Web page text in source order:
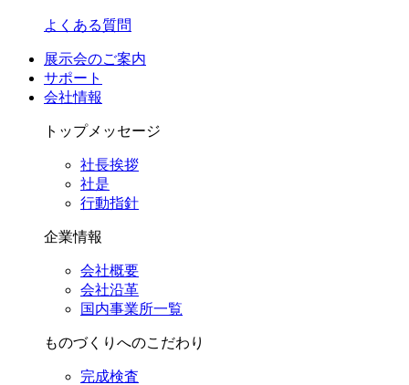
よくある質問
展示会のご案内
サポート
会社情報
トップメッセージ
社長挨拶
社是
行動指針
企業情報
会社概要
会社沿革
国内事業所一覧
ものづくりへのこだわり
完成検査